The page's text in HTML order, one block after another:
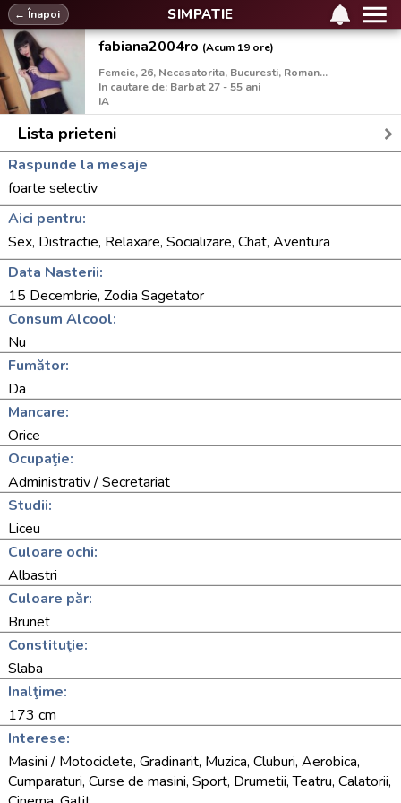
SIMPATIE
← Înapoi
fabiana2004ro (Acum 19 ore)
Femeie, 26, Necasatorita, Bucuresti, Romania
In cautare de: Barbat 27 - 55 ani
IA
Lista prieteni
Raspunde la mesaje
foarte selectiv
Aici pentru:
Sex, Distractie, Relaxare, Socializare, Chat, Aventura
Data Nasterii:
15 Decembrie, Zodia Sagetator
Consum Alcool:
Nu
Fumător:
Da
Mancare:
Orice
Ocupaţie:
Administrativ / Secretariat
Studii:
Liceu
Culoare ochi:
Albastri
Culoare păr:
Brunet
Constituţie:
Slaba
Inalţime:
173 cm
Interese:
Masini / Motociclete, Gradinarit, Muzica, Cluburi, Aerobica,
Cumparaturi, Curse de masini, Sport, Drumetii, Teatru, Calatorii,